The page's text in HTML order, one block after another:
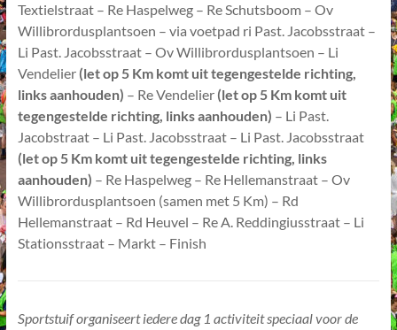
Textielstraat – Re Haspelweg – Re Schutsboom – Ov
Willibrordusplantsoen – via voetpad ri Past. Jacobsstraat –
Li Past. Jacobsstraat – Ov Willibrordusplantsoen – Li
Vendelier (let op 5 Km komt uit tegengestelde richting,
links aanhouden) – Re Vendelier (let op 5 Km komt uit
tegengestelde richting, links aanhouden) – Li Past.
Jacobstraat – Li Past. Jacobsstraat – Li Past. Jacobsstraat
(let op 5 Km komt uit tegengestelde richting, links
aanhouden) – Re Haspelweg – Re Hellemanstraat – Ov
Willibrordusplantsoen (samen met 5 Km) – Rd
Hellemanstraat – Rd Heuvel – Re A. Reddingiusstraat – Li
Stationsstraat – Markt – Finish
Sportstuif organiseert iedere dag 1 activiteit speciaal voor de